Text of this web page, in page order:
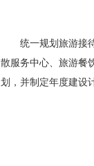
统一规划旅游接待
散服务中心、旅游餐
划，并制定年度建设